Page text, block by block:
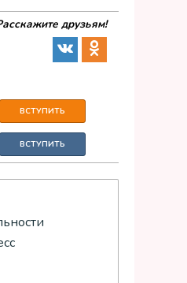
друзьям!
ВСТУПИТЬ
ВСТУПИТЬ